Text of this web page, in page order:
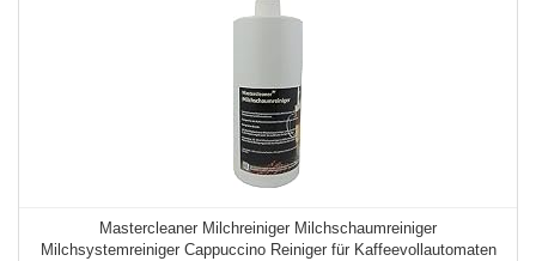
Mastercleaner Milchreiniger Milchschaumreiniger
Milchsystemreiniger Cappuccino Reiniger für Kaffeevollautomaten